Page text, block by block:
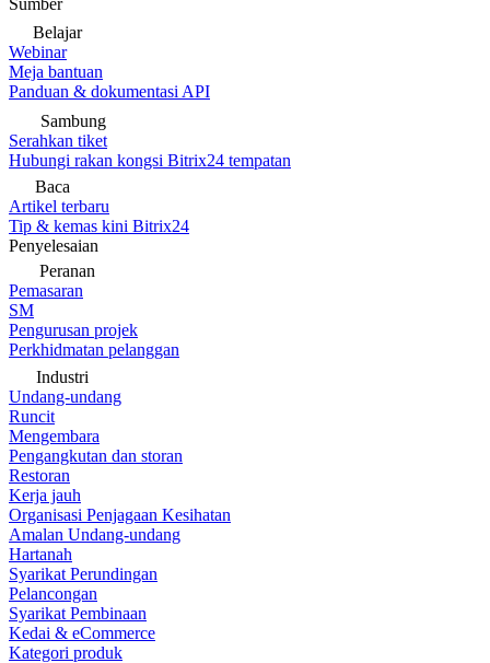
Sumber
Belajar
Webinar
Meja bantuan
Panduan & dokumentasi API
Sambung
Serahkan tiket
Hubungi rakan kongsi Bitrix24 tempatan
Baca
Artikel terbaru
Tip & kemas kini Bitrix24
Penyelesaian
Peranan
Pemasaran
SM
Pengurusan projek
Perkhidmatan pelanggan
Industri
Undang-undang
Runcit
Mengembara
Pengangkutan dan storan
Restoran
Kerja jauh
Organisasi Penjagaan Kesihatan
Amalan Undang-undang
Hartanah
Syarikat Perundingan
Pelancongan
Syarikat Pembinaan
Kedai & eCommerce
Kategori produk